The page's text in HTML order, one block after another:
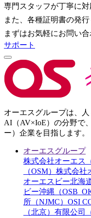
専門スタッフが丁寧に対
また、各種証明書の発行
まずはお気軽にお問い合
サポート
オーエスグループは、
AI（AV×IoE）の分野で
ー）企業を目指します。
オーエスグループ
株式会社オーエス（
（OSM） 株式会社
オーエスビー北海
ビー沖縄（
所（NJMC） OSI
（北京）有限公司